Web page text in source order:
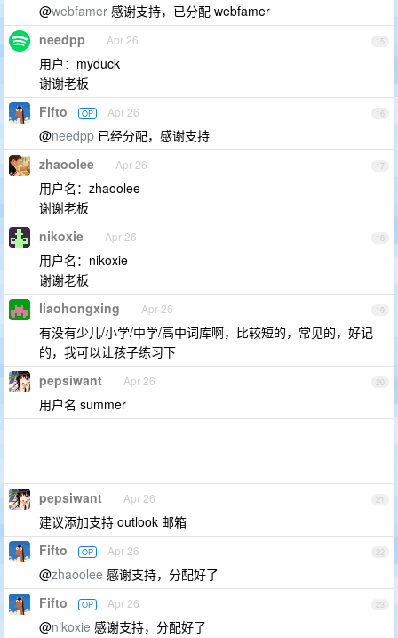
@webfamer 感谢支持，已分配 webfamer
15
needpp Apr 26
用户：myduck
谢谢老板
16
Fifto OP Apr 26
@needpp 已经分配，感谢支持
17
zhaoolee Apr 26
用户名：zhaoolee
谢谢老板
18
nikoxie Apr 26
用户名：nikoxie
谢谢老板
19
liaohongxing Apr 26
有没有少儿/小学/中学/高中词库啊，比较短的，常见的，好记
的，我可以让孩子练习下
20
pepsiwant Apr 26
用户名 summer
21
pepsiwant Apr 26
建议添加支持 outlook 邮箱
22
Fifto OP Apr 26
@zhaoolee 感谢支持，分配好了
23
Fifto OP Apr 26
@nikoxie 感谢支持，分配好了